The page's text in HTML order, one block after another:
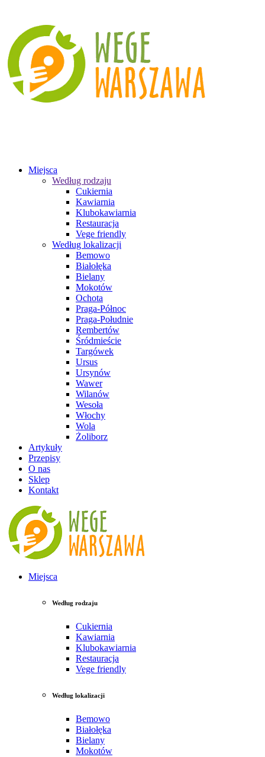
Miejsca
Według rodzaju
Cukiernia
Kawiarnia
Klubokawiarnia
Restauracja
Vege friendly
Według lokalizacji
Bemowo
Białołęka
Bielany
Mokotów
Ochota
Praga-Północ
Praga-Południe
Rembertów
Śródmieście
Targówek
Ursus
Ursynów
Wawer
Wilanów
Wesoła
Włochy
Wola
Żoliborz
Artykuły
Przepisy
O nas
Sklep
Kontakt
Miejsca
Według rodzaju
Cukiernia
Kawiarnia
Klubokawiarnia
Restauracja
Vege friendly
Według lokalizacji
Bemowo
Białołęka
Bielany
Mokotów